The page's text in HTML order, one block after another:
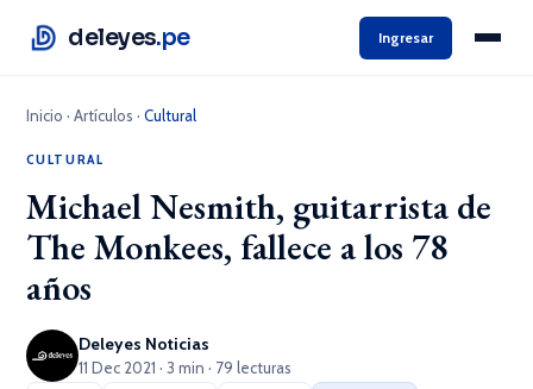
deleyes.pe Ingresar
Inicio ·Artículos ·Cultural
CULTURAL
Michael Nesmith, guitarrista de
The Monkees, fallece a los 78
años
Deleyes Noticias
11 Dec 2021 · 3 min · 79 lecturas